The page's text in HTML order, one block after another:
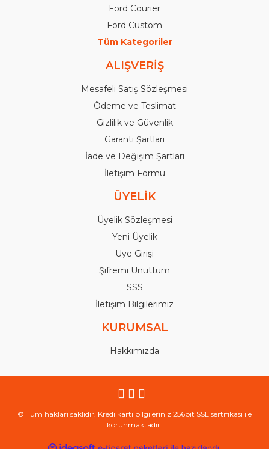
Ford Courier
Ford Custom
Tüm Kategoriler
ALIŞVERİŞ
Mesafeli Satış Sözleşmesi
Ödeme ve Teslimat
Gizlilik ve Güvenlik
Garanti Şartları
İade ve Değişim Şartları
İletişim Formu
ÜYELİK
Üyelik Sözleşmesi
Yeni Üyelik
Üye Girişi
Şifremi Unuttum
SSS
İletişim Bilgilerimiz
KURUMSAL
Hakkımızda
© Tüm hakları saklıdır. Kredi kartı bilgileriniz 256bit SSL sertifikası ile
korunmaktadır.